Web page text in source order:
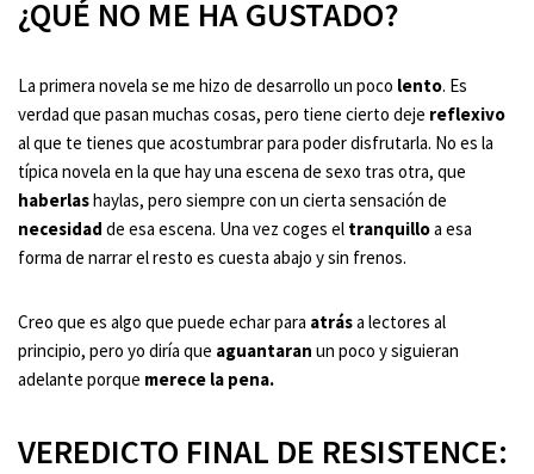
¿QUÉ NO ME HA GUSTADO?
La primera novela se me hizo de desarrollo un poco lento. Es
verdad que pasan muchas cosas, pero tiene cierto deje reflexivo
al que te tienes que acostumbrar para poder disfrutarla. No es la
típica novela en la que hay una escena de sexo tras otra, que
haberlashaylas, pero siempre con un cierta sensación de
necesidad de esa escena. Una vez coges el tranquilloa esa
forma de narrar el resto es cuesta abajo y sin frenos.
Creo que es algo que puede echar para atrása lectores al
principio, pero yo diría que aguantaran un poco y siguieran
adelante porque merece la pena.
VEREDICTO FINAL DE RESISTENCE: